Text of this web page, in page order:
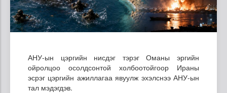
АНУ-ын цэргийн нисдэг тэрэг Оманы эргийн
ойролцоо осолдсонтой холбоотойгоор Ираны
эсрэг цэргийн ажиллагаа явуулж эхэлснээ АНУ-ын
тал мэдэгдэв.